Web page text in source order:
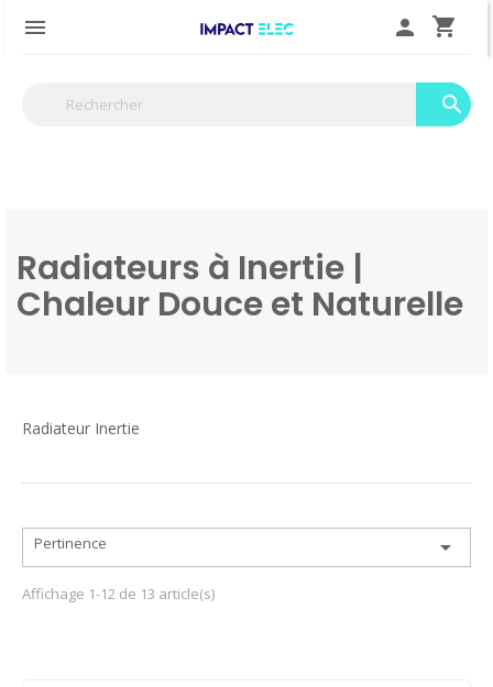
 shopping_cart
person
search
Radiateurs à Inertie |
Chaleur Douce et Naturelle
Radiateur Inertie
Pertinence 
Affichage 1-12 de 13 article(s)